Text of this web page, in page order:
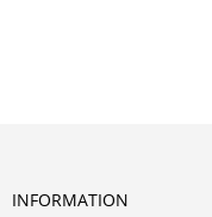
INFORMATION